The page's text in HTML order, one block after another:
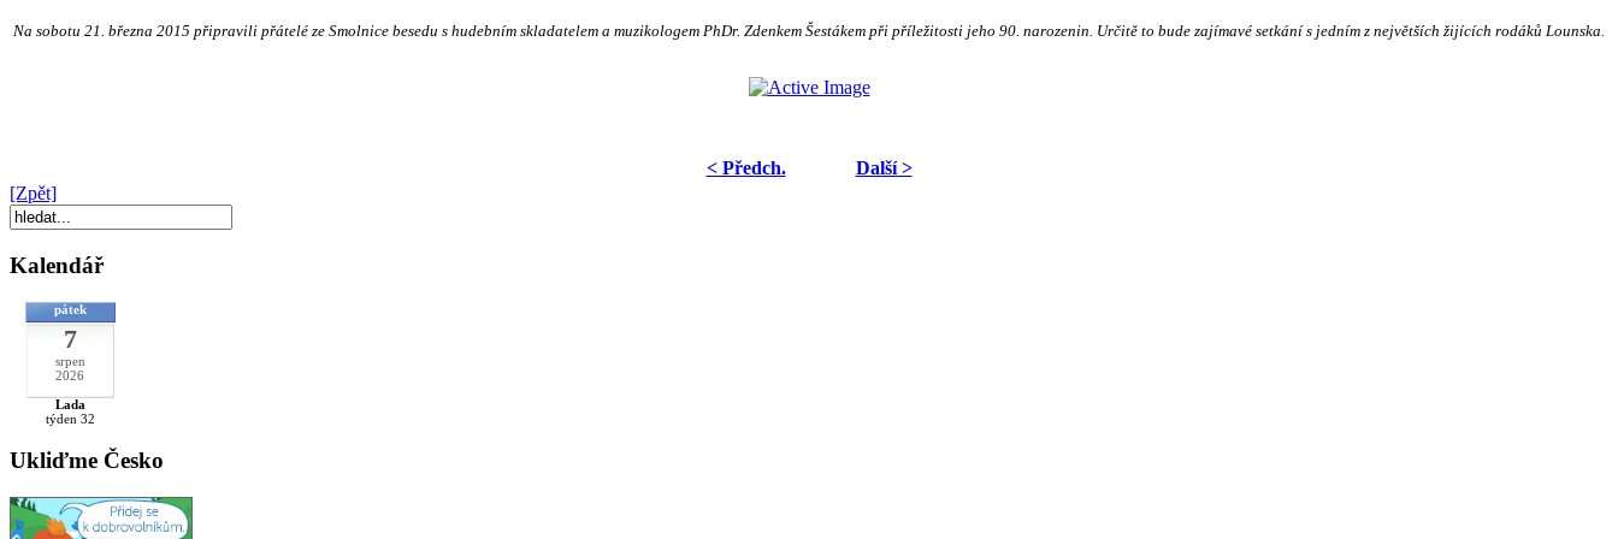
Na sobotu 21. března 2015 připravili přátelé ze Smolnice besedu s hudebním skladatelem a muzikologem PhDr. Zdenkem Šestákem při příležitosti jeho 90. narozenin. Určitě to bude zajímavé setkání s jedním z největších žijících rodáků Lounska.
< Předch.
Další >
[Zpět]
Kalendář
pátek
7
srpen
2026
Lada
týden 32
Ukliďme Česko